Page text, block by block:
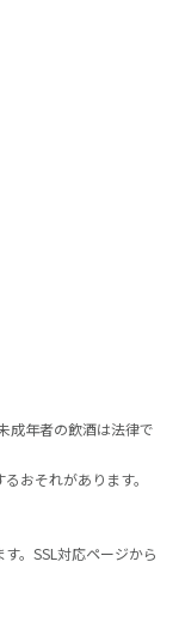
成年者の飲酒は法律で
おそれがあります。
。SSL対応ページから